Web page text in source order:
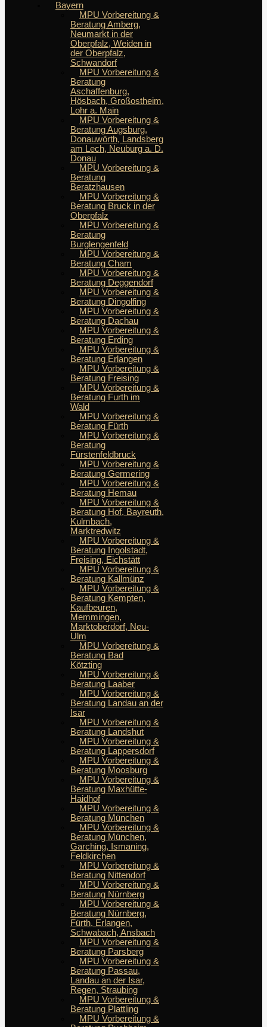
Bayern
MPU Vorbereitung &
Beratung Amberg,
Neumarkt in der
Oberpfalz, Weiden in
der Oberpfalz,
Schwandorf
MPU Vorbereitung &
Beratung
Aschaffenburg,
Hösbach, Großostheim,
Lohr a. Main
MPU Vorbereitung &
Beratung Augsburg,
Donauwörth, Landsberg
am Lech, Neuburg a. D.
Donau
MPU Vorbereitung &
Beratung
Beratzhausen
MPU Vorbereitung &
Beratung Bruck in der
Oberpfalz
MPU Vorbereitung &
Beratung
Burglengenfeld
MPU Vorbereitung &
Beratung Cham
MPU Vorbereitung &
Beratung Deggendorf
MPU Vorbereitung &
Beratung Dingolfing
MPU Vorbereitung &
Beratung Dachau
MPU Vorbereitung &
Beratung Erding
MPU Vorbereitung &
Beratung Erlangen
MPU Vorbereitung &
Beratung Freising
MPU Vorbereitung &
Beratung Furth im
Wald
MPU Vorbereitung &
Beratung Fürth
MPU Vorbereitung &
Beratung
Fürstenfeldbruck
MPU Vorbereitung &
Beratung Germering
MPU Vorbereitung &
Beratung Hemau
MPU Vorbereitung &
Beratung Hof, Bayreuth,
Kulmbach,
Marktredwitz
MPU Vorbereitung &
Beratung Ingolstadt,
Freising, Eichstätt
MPU Vorbereitung &
Beratung Kallmünz
MPU Vorbereitung &
Beratung Kempten,
Kaufbeuren,
Memmingen,
Marktoberdorf, Neu-
Ulm
MPU Vorbereitung &
Beratung Bad
Kötzting
MPU Vorbereitung &
Beratung Laaber
MPU Vorbereitung &
Beratung Landau an der
Isar
MPU Vorbereitung &
Beratung Landshut
MPU Vorbereitung &
Beratung Lappersdorf
MPU Vorbereitung &
Beratung Moosburg
MPU Vorbereitung &
Beratung Maxhütte-
Haidhof
MPU Vorbereitung &
Beratung München
MPU Vorbereitung &
Beratung München,
Garching, Ismaning,
Feldkirchen
MPU Vorbereitung &
Beratung Nittendorf
MPU Vorbereitung &
Beratung Nürnberg
MPU Vorbereitung &
Beratung Nürnberg,
Fürth, Erlangen,
Schwabach, Ansbach
MPU Vorbereitung &
Beratung Parsberg
MPU Vorbereitung &
Beratung Passau,
Landau an der Isar,
Regen, Straubing
MPU Vorbereitung &
Beratung Plattling
MPU Vorbereitung &